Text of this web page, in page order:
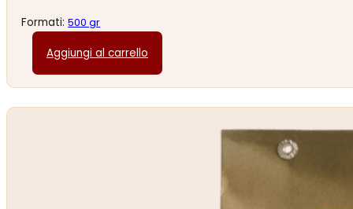
Formati:500 gr
Aggiungi al carrello